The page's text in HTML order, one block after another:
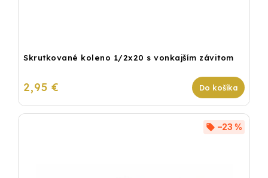
Skrutkované koleno 1/2x20 s vonkajším závitom
2,95 € Do košíka
–23 %